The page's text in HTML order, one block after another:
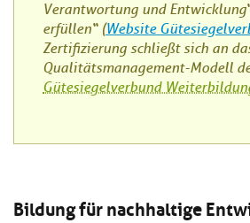
Verantwortung und
erfüllen“ (Website
Zertifizierung schließt sich an
Qualitätsmanagement-Modell
Gütesiegelverbund
Bildung für nachhaltige